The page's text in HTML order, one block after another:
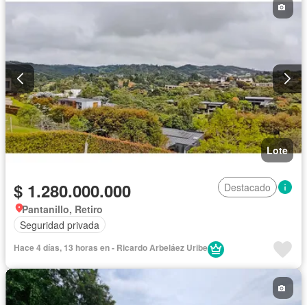
Lote
$ 1.280.000.000
Destacado
Pantanillo, Retiro
Seguridad privada
Hace 4 días, 13 horas en - Ricardo Arbeláez Uribe